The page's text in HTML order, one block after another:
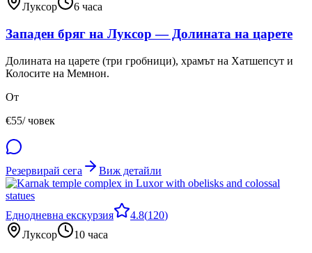
Луксор
6 часа
Западен бряг на Луксор — Долината на царете
Долината на царете (три гробници), храмът на Хатшепсут и
Колосите на Мемнон.
От
€55/ човек
Резервирай сега Виж детайли
Еднодневна екскурзия 4.8(120)
Луксор
10 часа